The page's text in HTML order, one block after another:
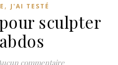
, J'AI TESTÉ
sculpter
commentaire